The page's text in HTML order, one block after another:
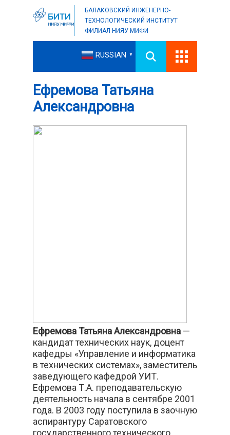
БАЛАКОВСКИЙ ИНЖЕНЕРНО-
ТЕХНОЛОГИЧЕСКИЙ ИНСТИТУТ
ФИЛИАЛ НИЯУ МИФИ
RUSSIAN ▼
Ефремова Татьяна
Александровна
Ефремова Татьяна Александровна —
кандидат технических наук, доцент
кафедры «Управление и информатика
в технических системах», заместитель
заведующего кафедрой УИТ.
Ефремова Т.А. преподавательскую
деятельность начала в сентябре 2001
года. В 2003 году поступила в заочную
аспирантуру Саратовского
государственного технического